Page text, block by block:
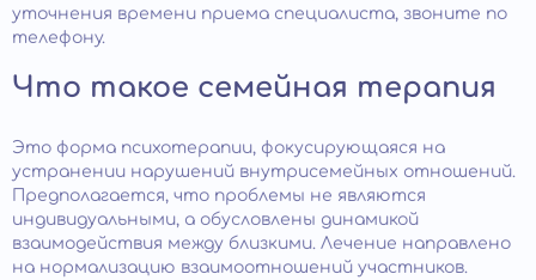
уточнения времени приема специалиста, звоните по
телефону.
Что такое семейная терапия
Это форма психотерапии, фокусирующаяся на
устранении нарушений внутрисемейных отношений.
Предполагается, что проблемы не являются
индивидуальными, а обусловлены динамикой
взаимодействия между близкими. Лечение направлено
на нормализацию взаимоотношений участников.